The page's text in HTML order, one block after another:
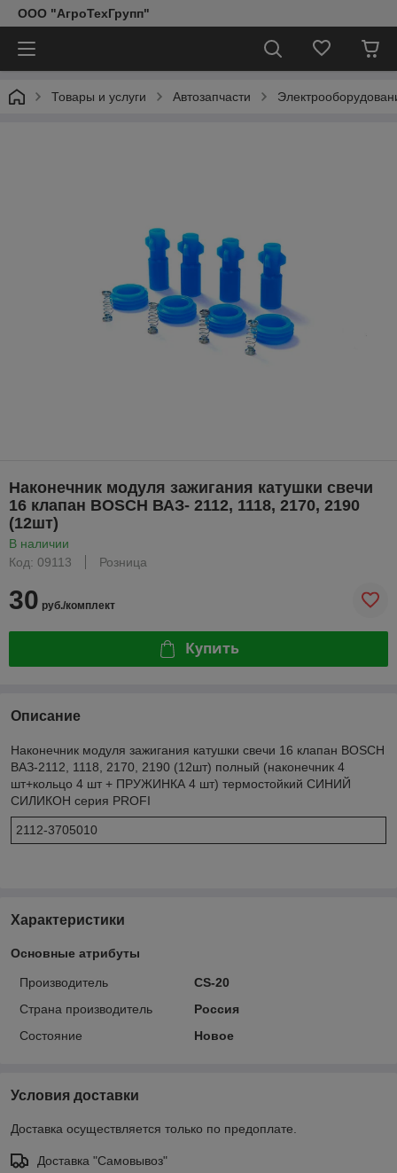
ООО "АгроТехГрупп"
Товары и услуги Автозапчасти
Наконечник модуля зажигания катушки свечи
16 клапан BOSCH ВАЗ- 2112, 1118, 2170, 2190
(12шт)
В наличии
Код: 09113
Розница
30 руб./комплект
Купить
Описание
Наконечник модуля зажигания катушки свечи 16 клапан BOSCH
ВАЗ-2112, 1118, 2170, 2190 (12шт) полный (наконечник 4
шт+кольцо 4 шт + ПРУЖИНКА 4 шт) термостойкий СИНИЙ
СИЛИКОН серия PROFI
2112-3705010
Характеристики
Основные атрибуты
Производитель
CS-20
Страна производитель
Россия
Состояние
Новое
Условия доставки
Доставка осуществляется только по предоплате.
Доставка "Самовывоз"